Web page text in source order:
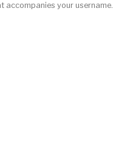
accompanies your username.